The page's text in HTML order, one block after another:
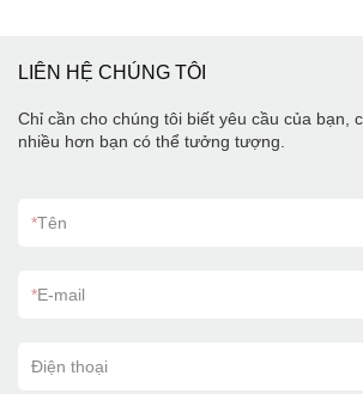
LIÊN HỆ CHÚNG TÔI
Chỉ cần cho chúng tôi biết yêu cầu của bạn,
nhiều hơn bạn có thể tưởng tượng.
*Tên
*E-mail
Điện thoại